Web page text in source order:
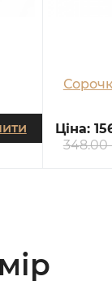
Ціна:
348.00